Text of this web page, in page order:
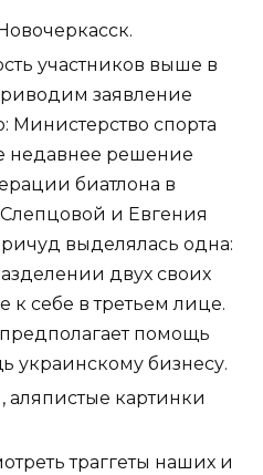
участников выше в
заявление
Министерство спорта
недавнее решение
биатлона в
и Евгения
выделялась одна:
двух своих
к себе в третьем лице.
помощь
украинскому бизнесу.
картинки
траггеты наших и